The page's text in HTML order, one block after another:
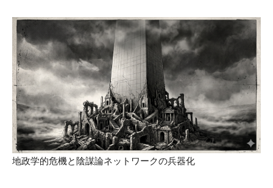
地政学的危機と陰謀論ネットワークの兵器化